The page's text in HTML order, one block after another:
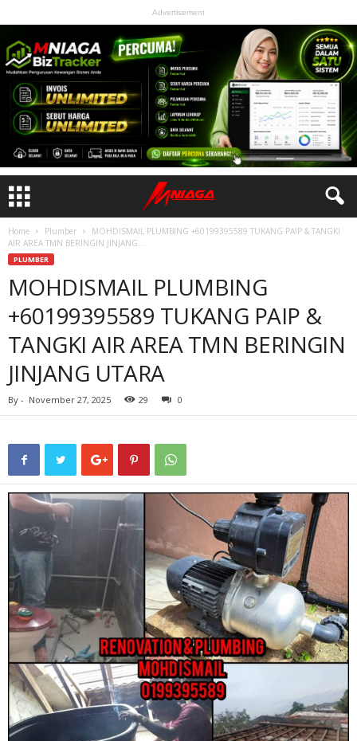
Advertisement
Home Plumber
MOHDISMAIL PLUMBING +60199395589 TUKANG PAIP & TANGKI
AIR AREA TMN BERINGIN JINJANG...
PLUMBER
MOHDISMAIL PLUMBING
+60199395589 TUKANG PAIP &
TANGKI AIR AREA TMN BERINGIN
JINJANG UTARA
By - November 27, 2025 29 0